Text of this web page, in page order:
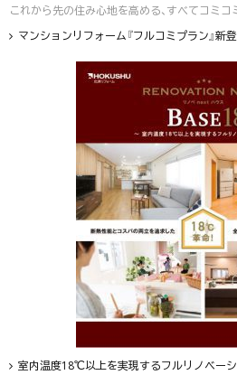
これから先の住み心地を高める、すべてコミコ
マンションリフォーム『フルコミプラン』新登
室内温度18℃以上を実現するフルリノベー